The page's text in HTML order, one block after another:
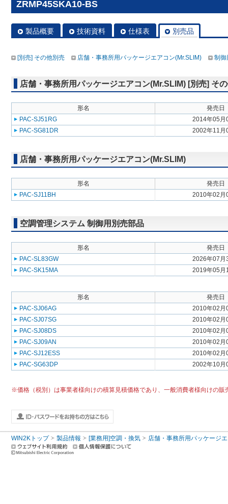
ZRMP45SKA10-BS
製品概要 技術資料 仕様表 別売品
[別売] その他別売 店舗・事務所用パッケージエアコン(Mr.SLIM) 制御
店舗・事務所用パッケージエアコン(Mr.SLIM) [別売] そ
形名
発売日
PAC-SJ51RG
2014年05月
PAC-SG81DR
2002年11月
店舗・事務所用パッケージエアコン(Mr.SLIM)
形名
発売日
PAC-SJ11BH
2010年02月
空調管理システム 制御用別売部品
形名
発売日
PAC-SL83GW
2026年07月
PAC-SK15MA
2019年05月
形名
発売日
PAC-SJ06AG
2010年02月
PAC-SJ07SG
2010年02月
PAC-SJ08DS
2010年02月
PAC-SJ09AN
2010年02月
PAC-SJ12ESS
2010年02月
PAC-SG63DP
2002年10月
※価格（税別）は事業者様向けの積算見積価格であり、一般消費者様向けの販
WIN2Kトップ 製品情報 [業務用]空調・換気 店舗・事務所用パッケージ